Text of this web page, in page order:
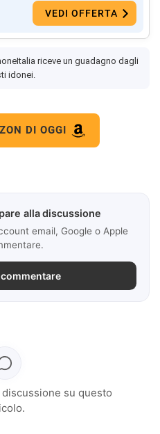
VEDI OFFERTA
riceve un guadagno dagli
idonei.
DI OGGI
alla discussione
email, Google o Apple
su questo